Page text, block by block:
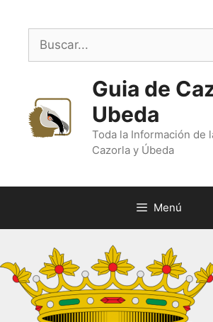
contenido
Buscar:
Guia de
Ubeda
Toda la Información de
Cazorla y Úbeda
Menú